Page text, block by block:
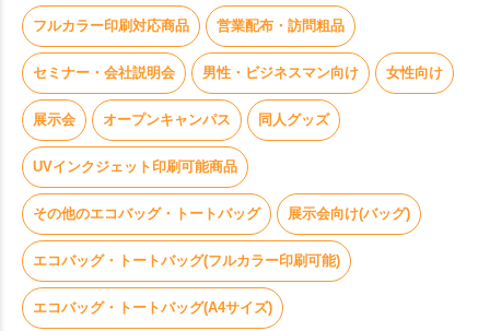
お買い物を続ける カートへ進む
フルカラー印刷対応商品 営業配布・訪問粗品
セミナー・会社説明会 男性・ビジネスマン向け 女性向け
展示会 オープンキャンパス 同人グッズ
UVインクジェット印刷可能商品
その他のエコバッグ・トートバッグ 展示会向け(バッグ)
エコバッグ・トートバッグ(フルカラー印刷可能)
エコバッグ・トートバッグ(A4サイズ)